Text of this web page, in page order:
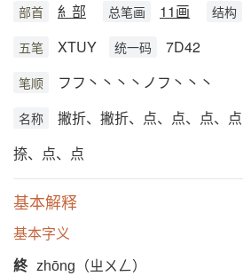
部首 糹部 总笔画 11画 结构
五笔 XTUY 统一码 7D42
笔顺 フフ丶丶丶丶ノフ丶丶丶
名称
撇折、撇折、点、点、点、点
捺、点、点
基本解释
基本字义
終
zhōng（ㄓㄨㄥ）